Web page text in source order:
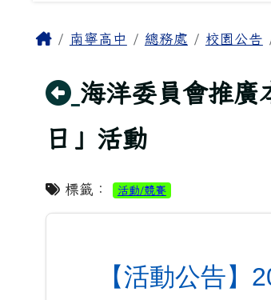
主內容區域
Home南寧高中 總務處 校園公告
回上頁
海洋委員會推廣
日」活動
標籤： 活動/競賽
【活動公告】